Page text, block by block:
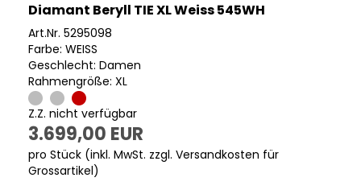
Diamant Beryll TIE XL Weiss 545WH
Art.Nr. 5295098
Farbe: WEISS
Geschlecht: Damen
Rahmengröße: XL
Z.Z. nicht verfügbar
3.699,00 EUR
pro Stück (inkl. MwSt. zzgl. Versandkosten für
Grossartikel)